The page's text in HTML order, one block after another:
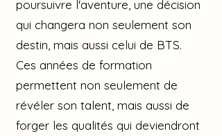
poursuivre l'aventure, une décision
qui changera non seulement son
destin, mais aussi celui de BTS.
Ces années de formation
permettent non seulement de
révéler son talent, mais aussi de
forger les qualités qui deviendront